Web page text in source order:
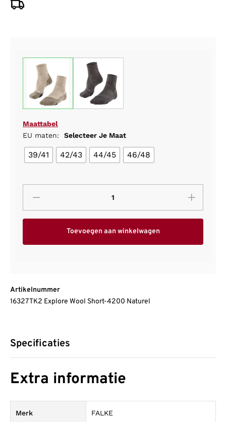
Maattabel
EU maten:
Selecteer Je Maat
39/41 42/43 44/45 46/48
Toevoegen aan winkelwagen
Artikelnummer
16327 TK2 Explore Wool Short-4200 Naturel
Specificaties
Extra informatie
Merk FALKE